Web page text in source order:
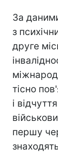
За
з
друге
тісно
і
першу